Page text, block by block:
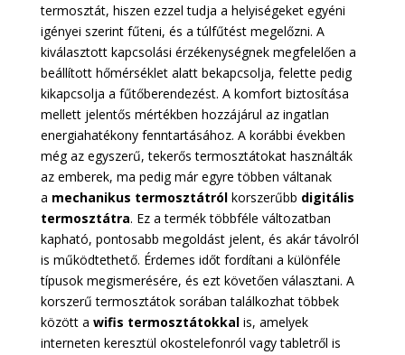
termosztát, hiszen ezzel tudja a helyiségeket egyéni
igényei szerint fűteni, és a túlfűtést megelőzni. A
kiválasztott kapcsolási érzékenységnek megfelelően a
beállított hőmérséklet alatt bekapcsolja, felette pedig
kikapcsolja a fűtőberendezést. A komfort biztosítása
mellett jelentős mértékben hozzájárul az ingatlan
energiahatékony fenntartásához. A korábbi években
még az egyszerű, tekerős termosztátokat használták
az emberek, ma pedig már egyre többen váltanak
a mechanikus termosztátrólkorszerűbb digitális
termosztátra. Ez a termék többféle változatban
kapható, pontosabb megoldást jelent, és akár távolról
is működtethető. Érdemes időt fordítani a különféle
típusok megismerésére, és ezt követően választani. A
korszerű termosztátok sorában találkozhat többek
között a wifis termosztátokkalis, amelyek
interneten keresztül okostelefonról vagy tabletről is